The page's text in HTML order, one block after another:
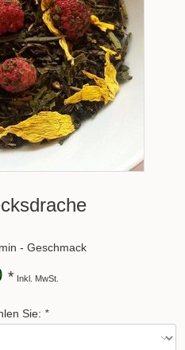
- Geschmack
* Inkl. MwSt.
Sie: *